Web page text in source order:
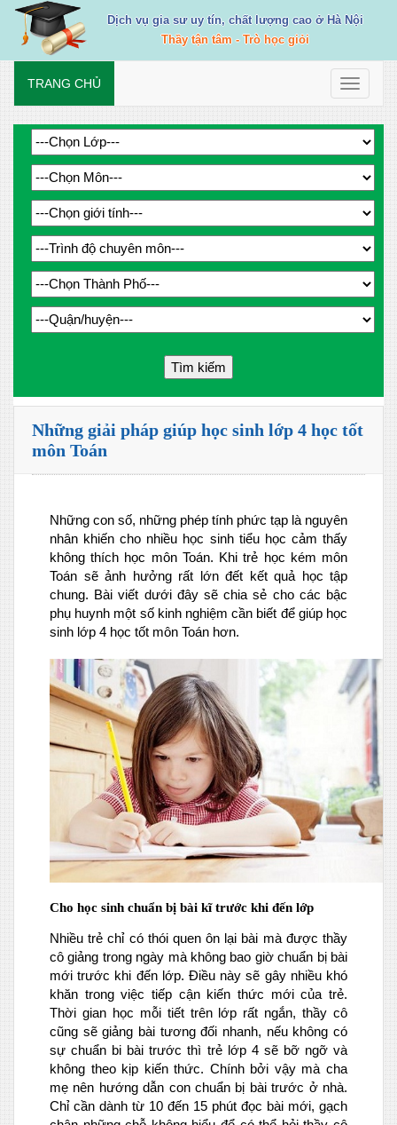
Dịch vụ gia sư uy tín, chất lượng cao ở Hà Nội
Thầy tận tâm - Trò học giỏi
Toggle
TRANG CHỦ
Những giải pháp giúp học sinh lớp 4 học tốt
môn Toán
Những con số, những phép tính phức tạp là nguyên
nhân khiến cho nhiều học sinh tiểu học cảm thấy
không thích học môn Toán. Khi trẻ học kém môn
Toán sẽ ảnh hưởng rất lớn đết kết quả học tập
chung. Bài viết dưới đây sẽ chia sẻ cho các bậc
phụ huynh một số kinh nghiệm cần biết để giúp học
sinh lớp 4 học tốt môn Toán hơn.
Cho học sinh chuẩn bị bài kĩ trước khi đến lớp
Nhiều trẻ chỉ có thói quen ôn lại bài mà được thầy
cô giảng trong ngày mà không bao giờ chuẩn bị bài
mới trước khi đến lớp. Điều này sẽ gây nhiều khó
khăn trong việc tiếp cận kiến thức mới của trẻ.
Thời gian học mỗi tiết trên lớp rất ngắn, thầy cô
cũng sẽ giảng bài tương đối nhanh, nếu không có
sự chuẩn bi bài trước thì trẻ lớp 4 sẽ bỡ ngỡ và
không theo kịp kiến thức. Chính bởi vậy mà cha
mẹ nên hướng dẫn con chuẩn bị bài trước ở nhà.
Chỉ cần dành từ 10 đến 15 phút đọc bài mới, gạch